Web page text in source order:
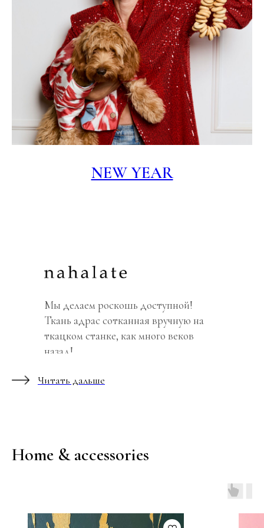
NEW YEAR
Мы делаем роскошь доступной!
Ткань адрас сотканная вручную на
ткацком станке, как много веков
назад!
Читать дальше
Home & accessories